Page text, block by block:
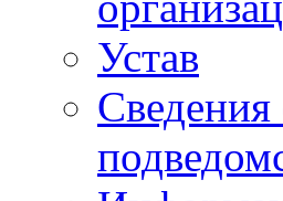
Устав